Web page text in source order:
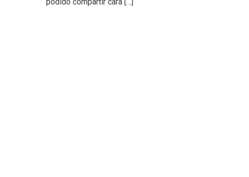
podido compartir cara […]